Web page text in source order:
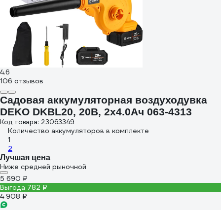
4.6
106 отзывов
Садовая аккумуляторная воздуходувка
DEKO DKBL20, 20В, 2x4.0Ач 063-4313
Код товара: 23063349
Количество аккумуляторов в комплекте
1
2
Лучшая цена
Ниже средней рыночной
5 690 ₽
Выгода 782 ₽
4 908 ₽